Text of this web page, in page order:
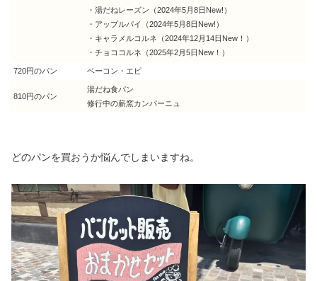
・湯だねレーズン（2024年5月8日New!）
・アップルパイ（2024年5月8日New!）
・キャラメルコルネ（2024年12月14日New！）
・チョココルネ（2025年2月5日New！）
720円のパン ベーコン・エピ
810円のパン
湯だね食パン
修行中の薪窯カンパーニュ
どのパンを買おうか悩んでしまいますね。